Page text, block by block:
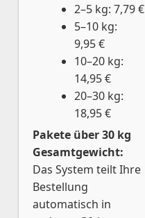
2–5 kg: 7,79 €
5–10 kg:
9,95 €
10–20 kg:
14,95 €
20–30 kg:
18,95 €
Pakete über 30 kg
Gesamtgewicht:
Das System teilt Ihre
Bestellung
automatisch in